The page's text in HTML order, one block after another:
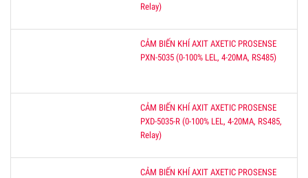
Relay)
CẢM BIẾN KHÍ AXIT AXETIC PROSENSE
PXN-5035 (0-100% LEL, 4-20MA, RS485)
CẢM BIẾN KHÍ AXIT AXETIC PROSENSE
PXD-5035-R (0-100% LEL, 4-20MA, RS485,
Relay)
CẢM BIẾN KHÍ AXIT AXETIC PROSENSE